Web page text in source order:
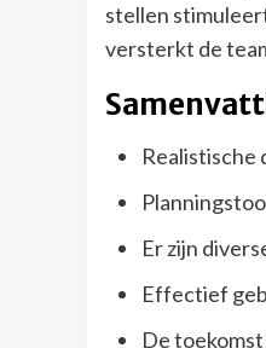
stellen
versterkt de
Realistische
Er zijn
Effectief
De